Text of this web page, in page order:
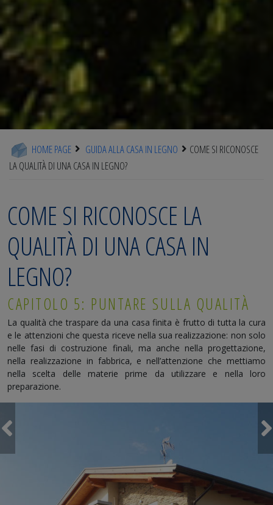
HOME PAGE GUIDA ALLA CASA IN LEGNO
COME SI RICONOSCE
LA QUALITÀ DI UNA CASA IN LEGNO?
COME SI RICONOSCE LA
QUALITÀ DI UNA CASA IN
LEGNO?
CAPITOLO 5: PUNTARE SULLA QUALITÀ
La qualità che traspare da una casa finita è frutto di tutta la cura
e le attenzioni che questa riceve nella sua realizzazione: non solo
nelle fasi di costruzione finali, ma anche nella progettazione,
nella realizzazione in fabbrica, e nell’attenzione che mettiamo
nella scelta delle materie prime da utilizzare e nella loro
preparazione.